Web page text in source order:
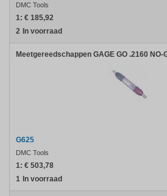
DMC Tools
1: € 185,92
2 In voorraad
Meetgereedschappen GAGE GO .2160 NO-
G625
DMC Tools
1: € 503,78
1 In voorraad